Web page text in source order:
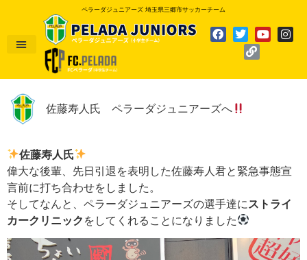
ペラーダジュニアーズ 埼玉県三郷市サッカーチーム
佐藤寿人氏 ペラーダジュニアーズへ
佐藤寿人氏
偉大な後輩、先日引退を表明した佐藤寿人君と緊急事態宣
言前に打ち合わせをしました。
そしてなんと、ペラーダジュニアーズの選手達に ストライ
カークリニック をしてくれることになりました